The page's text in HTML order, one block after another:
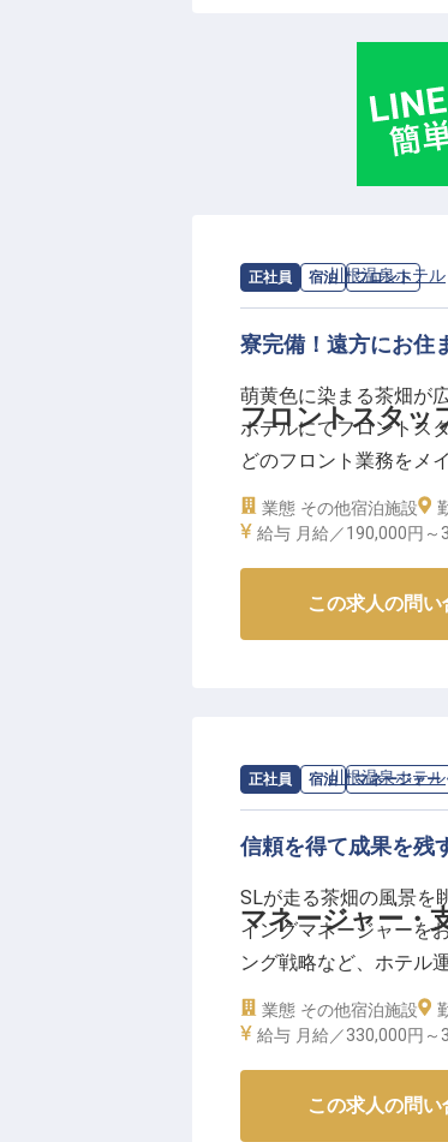
があり、自然の風景
一望でき、雄大な川の
正社員 宿泊 フロント
フロントスタッ
求人情報：川根温泉ホテル
寮完備！遠方にお住
萌黄色に染まる茶畑が
ホテルにてフロントス
どのフロント業務をメ
トとレストランとでサ
寮完備で、遠方にお住
【この企業・施設につい
業態 その他宿泊施設
給与 月給／190,000円～
この求人の問
正社員 宿泊 マネージャー
マネージャー・
求人情報：川根温泉ホテル
信頼を得て成果を残
SLが走る茶畑の風景を
イングマネージャーを
ング戦略など、ホテル
まとめ、周囲とのコミ
きます。是非、あなた
【この企業・施設につい
業態 その他宿泊施設
給与 月給／330,000円～
この求人の問